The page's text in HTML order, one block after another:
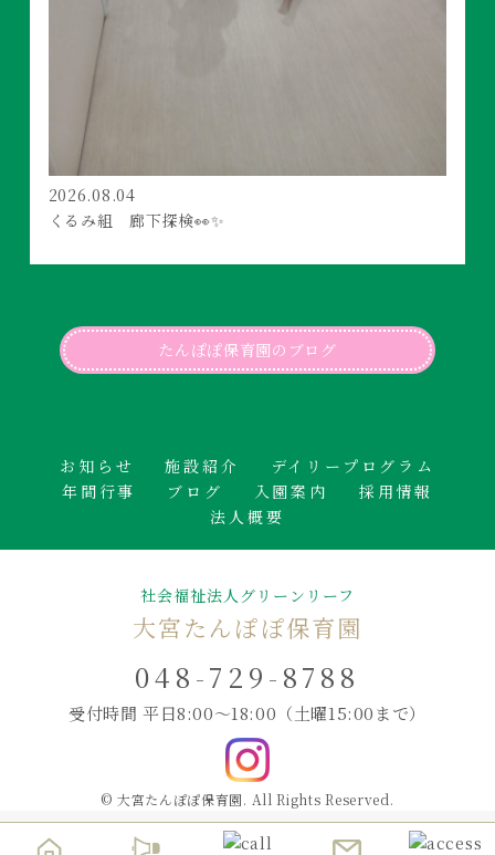
2026.08.04
くるみ組 廊下探検👀✨
たんぽぽ保育園のブログ
お知らせ 施設紹介
デイリープログラム
年間行事
ブログ 入園案内
採用情報
法人概要
社会福祉法人グリーンリーフ
大宮たんぽぽ保育園
048-729-8788
受付時間 平日8:00～18:00 （土曜15:00まで）
© 大宮たんぽぽ保育園. All Rights Reserved.